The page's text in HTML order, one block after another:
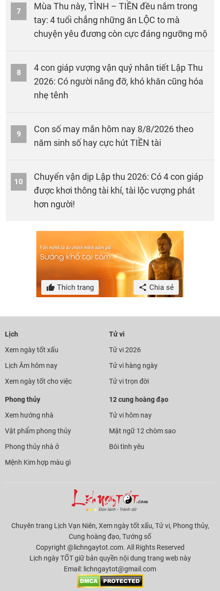
7
Mùa Thu này, TÌNH – TIỀN đều nắm trong
tay: 4 tuổi chẳng những ăn LỘC to mà
chuyện yêu đương còn cực đáng ngưỡng mộ
8
4 con giáp vượng vận quý nhân tiết Lập Thu
2026: Có người nâng đỡ, khó khăn cũng hóa
nhẹ tênh
9
Con số may mắn hôm nay 8/8/2026 theo
năm sinh số hay cực hút TIỀN tài
10
Chuyển vận dịp Lập thu 2026: Có 4 con giáp
được khơi thông tài khí, tài lộc vượng phát
hơn người!
Thích trang Chia sẻ
Lịch
Xem ngày tốt xấu
Lịch Âm hôm nay
Xem ngày tốt cho việc
Tử vi
Tử vi 2026
Tử vi hàng ngày
Tử vi trọn đời
Phong thủy
Xem hướng nhà
Vật phẩm phong thủy
Phong thủy nhà ở
Mệnh Kim hợp màu gì
12 cung hoàng đạo
Tử vi hôm nay
Mật ngữ 12 chòm sao
Bói tình yêu
Chuyên trang Lịch Vạn Niên, Xem ngày tốt xấu, Tử vi, Phong thủy,
Cung hoàng đạo, Tướng số
Copyright @lichngaytot.com. All Rights Reserved
Lịch ngày TỐT giữ bản quyền nội dung trang web này
Email: lichngaytot@gmail.com